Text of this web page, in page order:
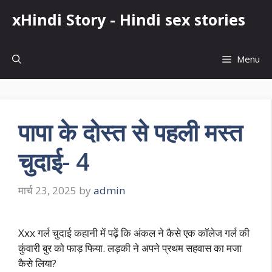
xHindi Story - Hindi sex stories
Menu
पापा के दोस्त से पहली मस्त
चुदाई- 4
मार्च 23, 2025 by admin
Xxx गर्ल चुदाई कहानी में पढ़ें कि अंकल ने कैसे एक कॉलेज गर्ल की
कुंवारी बुर को फाड़ फिया. लड़की ने अपने प्रथम सहवास का मजा
कैसे लिया?